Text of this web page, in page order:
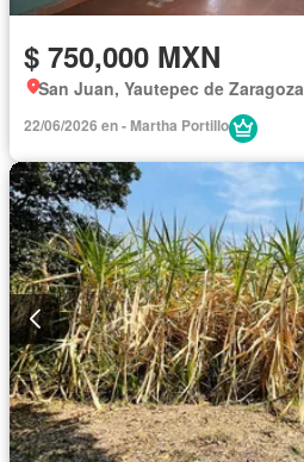
$ 750,000 MXN
San Juan, Yautepec de Zaragoza
22/06/2026 en - Martha Portillo